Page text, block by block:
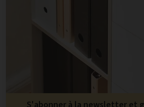
S'abonner à la newsletter et